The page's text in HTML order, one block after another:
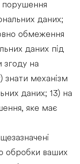
порушення
даних;
обмеження
даних під
згоду на
знати механізм
даних; 13) на
яке має
обробки ваших